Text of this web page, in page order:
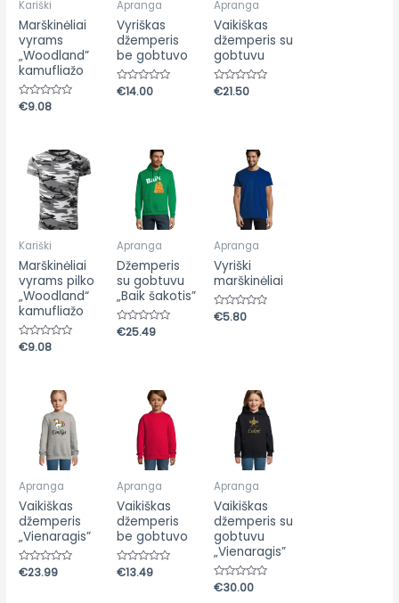
Kariški
Marškinėliai
vyrams
„Woodland”
kamufliažo
Įvertinimas:
0
€9.08
Apranga
Vyriškas
džemperis
be gobtuvo
Įvertinimas:
0
€14.00
Apranga
Vaikiškas
džemperis su
gobtuvu
Įvertinimas:
0
€21.50
Kariški
Marškinėliai
vyrams pilko
„Woodland“
kamufliažo
Įvertinimas:
0
€9.08
Apranga
Džemperis
su gobtuvu
„Baik šakotis”
Įvertinimas:
0
€25.49
Apranga
Vyriški
marškinėliai
Įvertinimas:
0
€5.80
Apranga
Vaikiškas
džemperis
„Vienaragis”
Įvertinimas:
0
€23.99
Apranga
Vaikiškas
džemperis
be gobtuvo
Įvertinimas:
0
€13.49
Apranga
Vaikiškas
džemperis su
gobtuvu
„Vienaragis”
Įvertinimas:
0
€30.00